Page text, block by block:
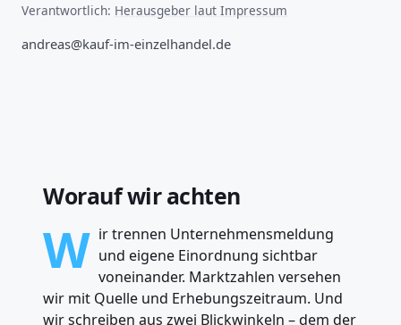
Verantwortlich: Herausgeber laut Impressum
andreas@kauf-im-einzelhandel.de
Worauf wir achten
W ir trennen Unternehmensmeldung
und eigene Einordnung sichtbar
voneinander. Marktzahlen versehen
wir mit Quelle und Erhebungszeitraum. Und
wir schreiben aus zwei Blickwinkeln – dem der